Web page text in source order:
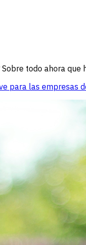
todo ahora
para las empresas